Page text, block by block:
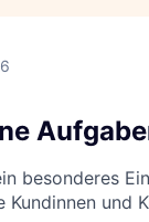
besonderes
Kundinnen und